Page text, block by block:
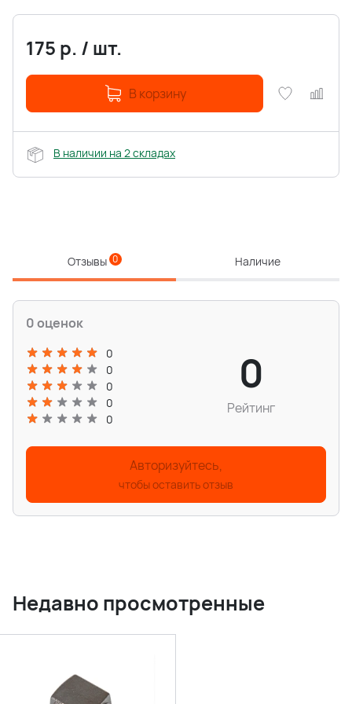
175 р. / шт.
В корзину
В наличии на 2 складах
Отзывы 0 Наличие
0 оценок
0
0
0
0
0
0
Рейтинг
Авторизуйтесь,
чтобы оставить отзыв
Недавно просмотренные